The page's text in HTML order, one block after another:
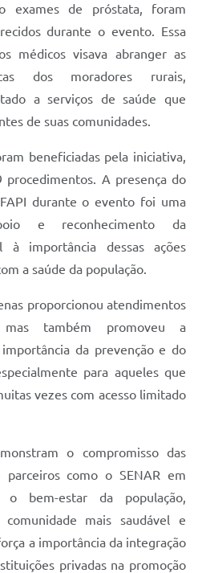
exames de próstata, foram
durante o evento. Essa
médicos visava abranger as
dos moradores rurais,
a serviços de saúde que
de suas comunidades.
beneficiadas pela iniciativa,
procedimentos. A presença do
durante o evento foi uma
e reconhecimento da
à importância dessas ações
a saúde da população.
proporcionou atendimentos
também promoveu a
da prevenção e do
para aqueles que
vezes com acesso limitado
o compromisso das
como o SENAR em
bem-estar da população,
mais saudável e
a importância da integração
privadas na promoção